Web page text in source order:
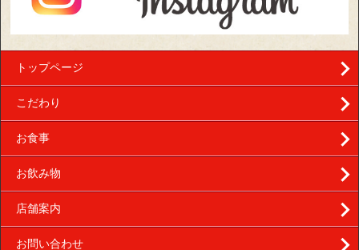
トップページ
こだわり
お食事
お飲み物
店舗案内
お問い合わせ